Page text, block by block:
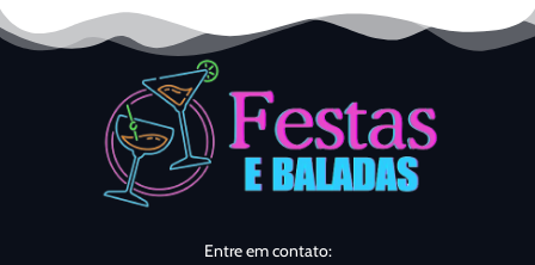
Entre em contato: